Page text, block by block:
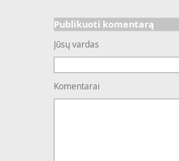
Publikuoti komentarą
Jūsų vardas
Komentarai